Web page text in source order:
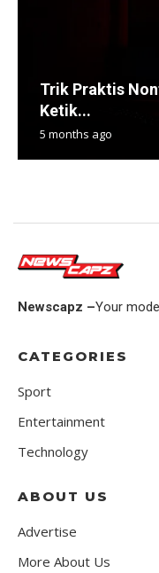
Trik Praktis
Ketik...
5 months ago
Newscapz –Your
CATEGORIES
Sport
Entertainment
Technology
ABOUT US
Advertise
More About Us